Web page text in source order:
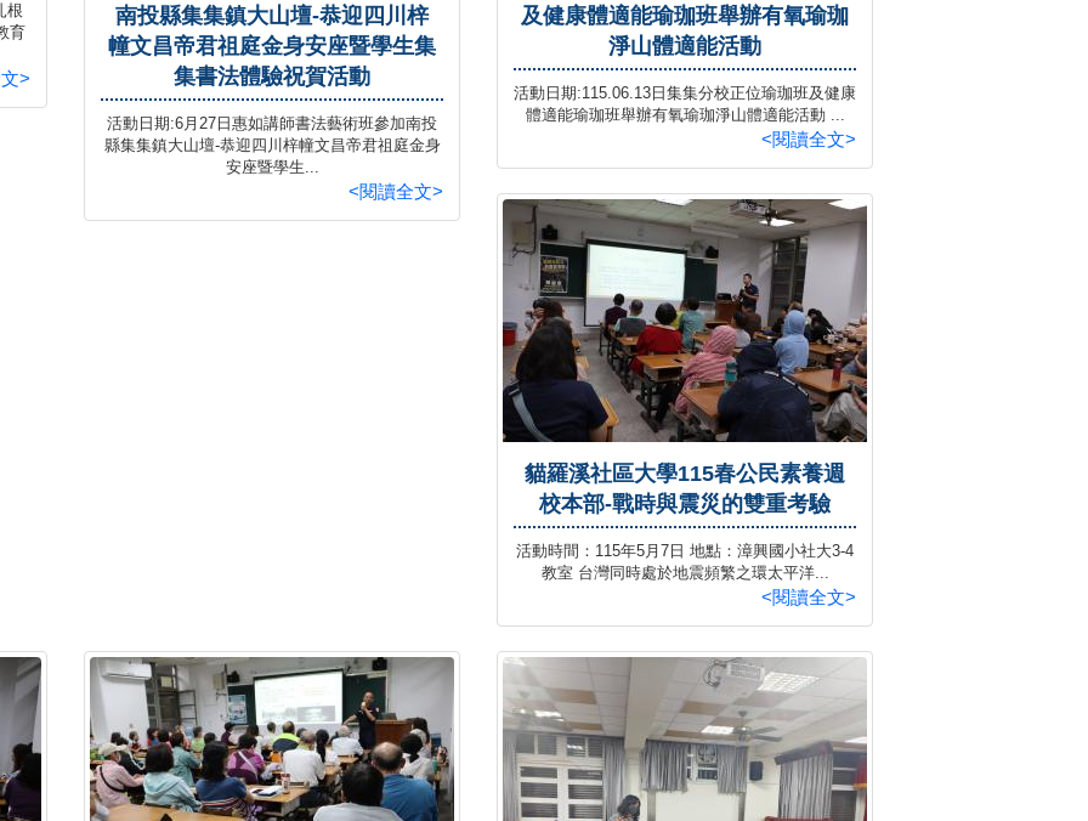
根
育
>
南投縣集集鎮大山壇-恭迎四川梓
幢文昌帝君祖庭金身安座暨學生集
集書法體驗祝賀活動
活動日期:6月27日惠如講師書法藝術班參加南投
縣集集鎮大山壇-恭迎四川梓幢文昌帝君祖庭金身
安座暨學生...
<閱讀全文>
及健康體適能瑜珈班舉辦有氧瑜珈
淨山體適能活動
活動日期:115.06.13日集集分校正位瑜珈班及健康
體適能瑜珈班舉辦有氧瑜珈淨山體適能活動 ...
<閱讀全文>
貓羅溪社區大學115春公民素養週
校本部-戰時與震災的雙重考驗
活動時間：115年5月7日 地點：漳興國小社大3-4
教室 台灣同時處於地震頻繁之環太平洋...
<閱讀全文>